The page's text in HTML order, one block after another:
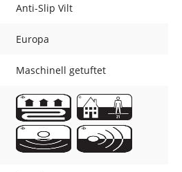
Anti-Slip Vilt
Europa
Maschinell getuftet